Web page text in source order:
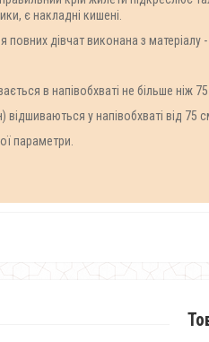
є накладні кишені.
повних дівчат виконана з матеріалу
в напівобхваті не більше ніж
відшиваються у напівобхваті від 75
параметри.